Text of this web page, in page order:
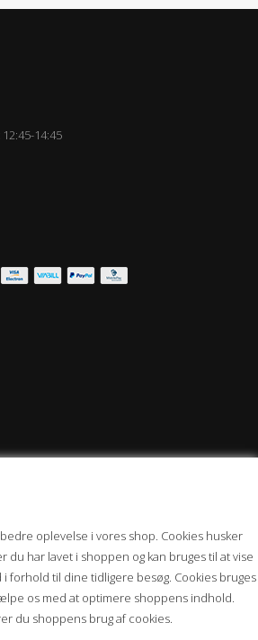
oplevelse i vores shop. Cookies husker
du har lavet i shoppen og kan bruges til at vise
forhold til dine tidligere besøg. Cookies bruges
os med at optimere shoppens indhold.
du shoppens brug af cookies.
14:45